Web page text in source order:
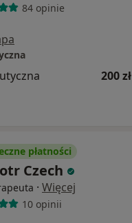
84 opinie
200 zł
płatności
Czech
· Więcej
10 opinii